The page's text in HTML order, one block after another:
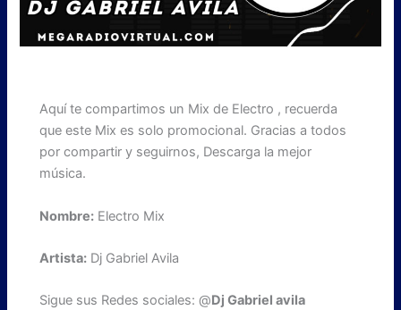
Aquí te compartimos un Mix de Electro , recuerda
que este Mix es solo promocional. Gracias a todos
por compartir y seguirnos, Descarga la mejor
música.
Nombre: Electro Mix
Artista: Dj Gabriel Avila
Sigue sus Redes sociales: @Dj Gabriel avila